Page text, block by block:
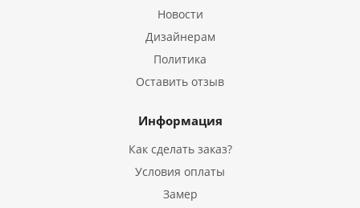
Новости
Дизайнерам
Политика
Оставить отзыв
Информация
Как сделать заказ?
Условия оплаты
Замер